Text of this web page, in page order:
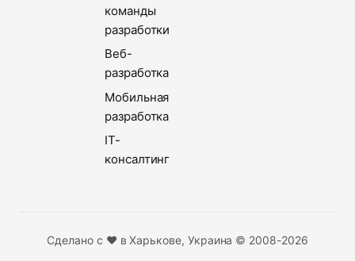
команды
разработки
Веб-
разработка
Мобильная
разработка
IT-
консалтинг
Сделано с ❤️ в Харькове, Украина © 2008-2026